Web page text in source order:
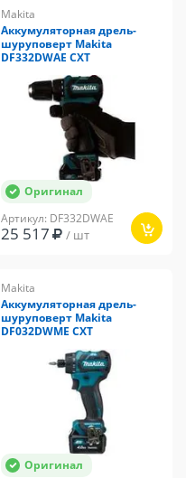
Makita
Аккумуляторная дрель-
шуруповерт Makita
DF332DWAE CXT
Оригинал
Артикул: DF332DWAE
25 517 / шт
Makita
Аккумуляторная дрель-
шуруповерт Makita
DF032DWME CXT
Оригинал